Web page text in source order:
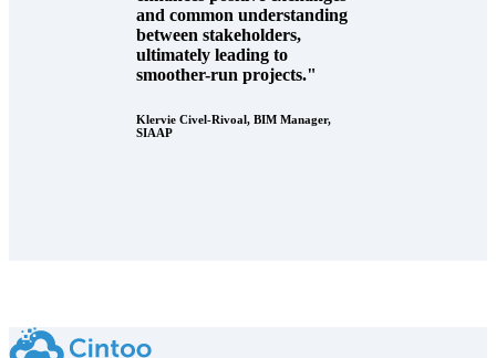
and common understanding
between stakeholders,
ultimately leading to
smoother-run projects."
Klervie Civel-Rivoal, BIM Manager,
SIAAP